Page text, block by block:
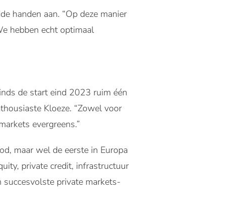
handen aan. “Op deze manier
hebben echt optimaal
de start eind 2023 ruim één
Kloeze. “Zowel voor
evergreens.”
maar wel de eerste in Europa
private credit, infrastructuur
private markets-